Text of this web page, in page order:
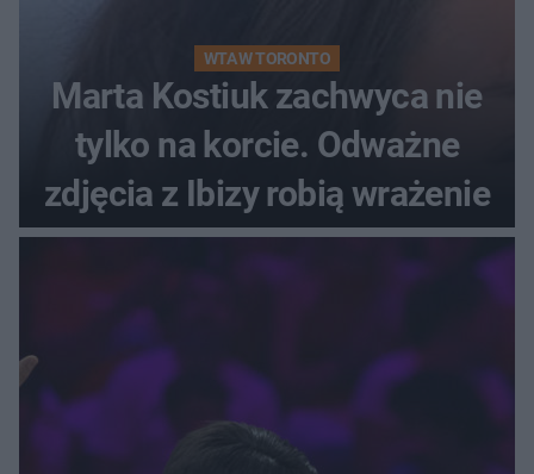
WTA W TORONTO
Marta Kostiuk zachwyca nie
tylko na korcie. Odważne
zdjęcia z Ibizy robią wrażenie